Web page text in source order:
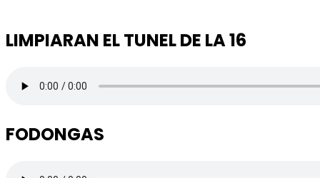
LIMPIARAN EL TUNEL DE LA 16
FODONGAS